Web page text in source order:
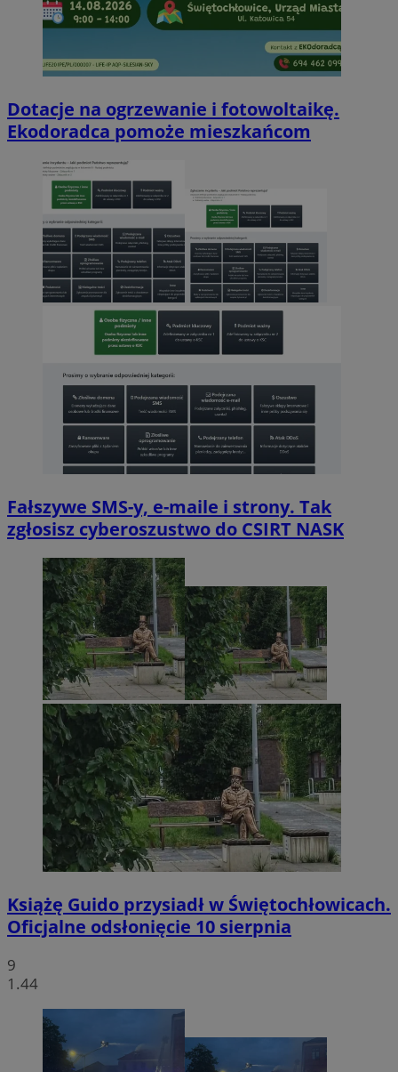
Dotacje na ogrzewanie i fotowoltaikę.
Ekodoradca pomoże mieszkańcom
Fałszywe SMS-y, e-maile i strony. Tak
zgłosisz cyberoszustwo do CSIRT NASK
Książę Guido przysiadł w Świętochłowicach.
Oficjalne odsłonięcie 10 sierpnia
9
1.44